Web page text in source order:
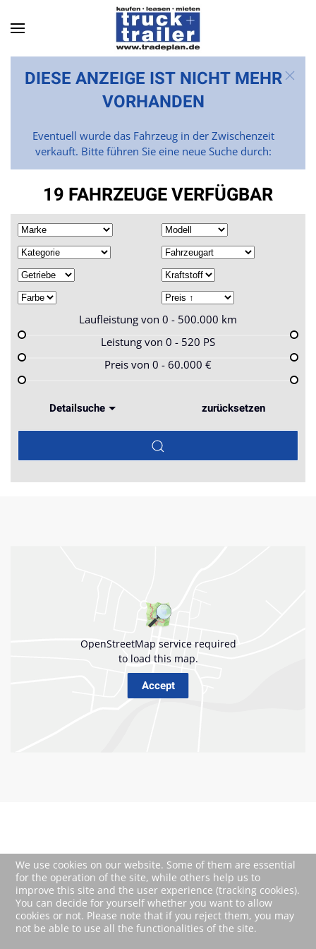
Skip to main content
DIESE ANZEIGE IST NICHT MEHR
VORHANDEN
Eventuell wurde das Fahrzeug in der Zwischenzeit
verkauft. Bitte führen Sie eine neue Suche durch:
19 FAHRZEUGE VERFÜGBAR
Laufleistung von 0 - 500.000 km
Leistung von 0 - 520 PS
Preis von 0 - 60.000 €
Detailsuche zurücksetzen
We use cookies on our website. Some of them are essential
for the operation of the site, while others help us to
improve this site and the user experience (tracking cookies).
You can decide for yourself whether you want to allow
cookies or not. Please note that if you reject them, you may
not be able to use all the functionalities of the site.